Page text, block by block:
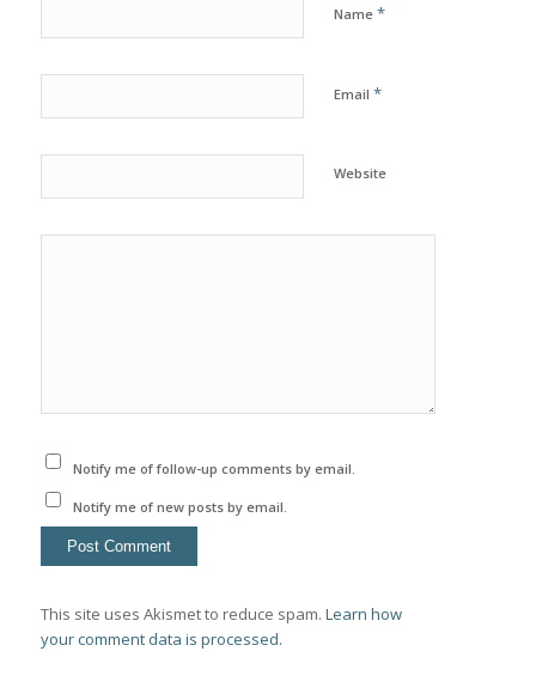
Name *
Email *
Website
Notify me of follow-up comments by email.
Notify me of new posts by email.
This site uses Akismet to reduce spam. Learn how
your comment data is processed.